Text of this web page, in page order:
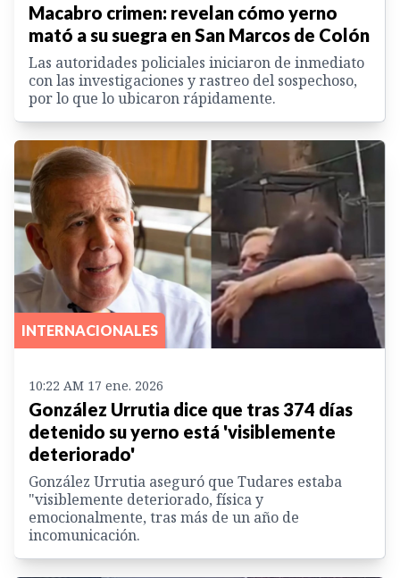
Macabro crimen: revelan cómo yerno
mató a su suegra en San Marcos de Colón
Las autoridades policiales iniciaron de inmediato
con las investigaciones y rastreo del sospechoso,
por lo que lo ubicaron rápidamente.
INTERNACIONALES
10:22 AM 17 ene. 2026
González Urrutia dice que tras 374 días
detenido su yerno está 'visiblemente
deteriorado'
González Urrutia aseguró que Tudares estaba
"visiblemente deteriorado, física y
emocionalmente, tras más de un año de
incomunicación.